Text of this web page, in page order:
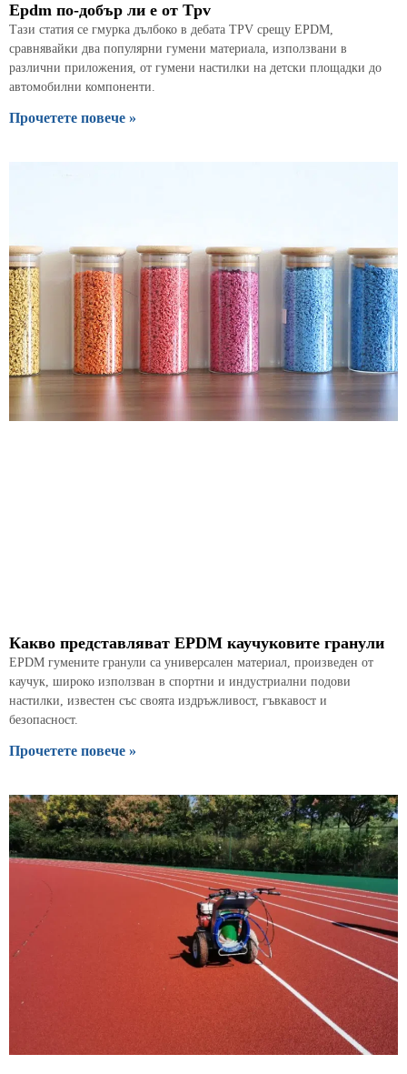
Epdm по-добър ли е от Tpv
Тази статия се гмурка дълбоко в дебата TPV срещу EPDM,
сравнявайки два популярни гумени материала, използвани в
различни приложения, от гумени настилки на детски площадки до
автомобилни компоненти.
Прочетете повече »
Какво представляват EPDM каучуковите гранули
EPDM гумените гранули са универсален материал, произведен от
каучук, широко използван в спортни и индустриални подови
настилки, известен със своята издръжливост, гъвкавост и
безопасност.
Прочетете повече »